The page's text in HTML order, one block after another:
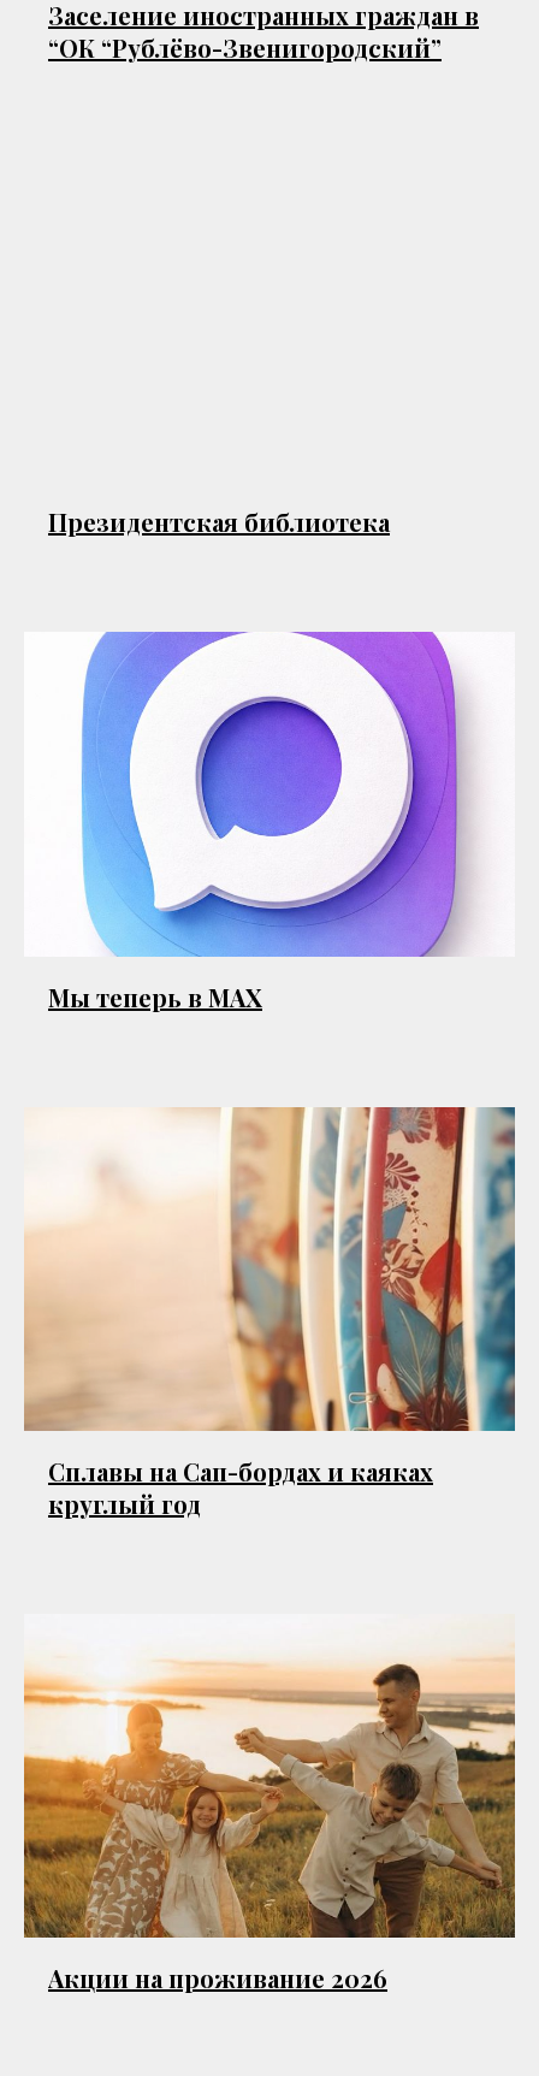
Заселение иностранных граждан в
“ОК “Рублёво-Звенигородский”
Президентская библиотека
Мы теперь в МАХ
Сплавы на Сап-бордах и каяках
круглый год
Акции на проживание 2026